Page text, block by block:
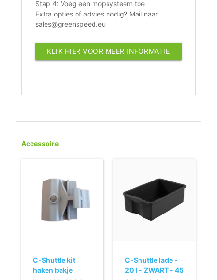
Stap 4: Voeg een mopsysteem toe
Extra opties of advies nodig? Mail naar
sales@greenspeed.eu
KLIK HIER VOOR MEER INFORMATIE
Accessoire
C-Shuttle kit
haken bakje
C-Shuttle lade -
20 l - ZWART - 45